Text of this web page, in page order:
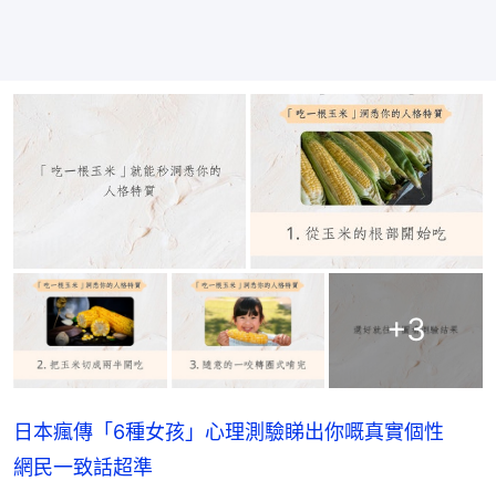
+3
日本瘋傳「6種女孩」心理測驗睇出你嘅真實個性
網民一致話超準